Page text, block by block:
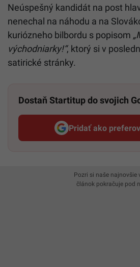
Neúspešný kandidát na post
nenechal na náhodu a na
kuriózneho bilbordu s popisom
východniarky!“, ktorý si v
satirické stránky.
Dostaň Startitup do svojich
Pridať ako
Pozri si naše najnovšie
článok pokračuje pod